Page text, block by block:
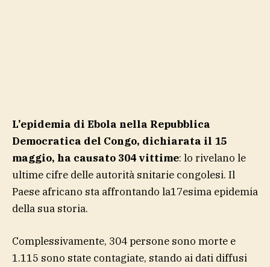
L’epidemia di Ebola nella Repubblica
Democratica del Congo, dichiarata il 15
maggio, ha causato 304 vittime: lo rivelano le
ultime cifre delle autorità snitarie congolesi. Il
Paese africano sta affrontando la17esima epidemia
della sua storia.
Complessivamente, 304 persone sono morte e
1.115 sono state contagiate, stando ai dati diffusi